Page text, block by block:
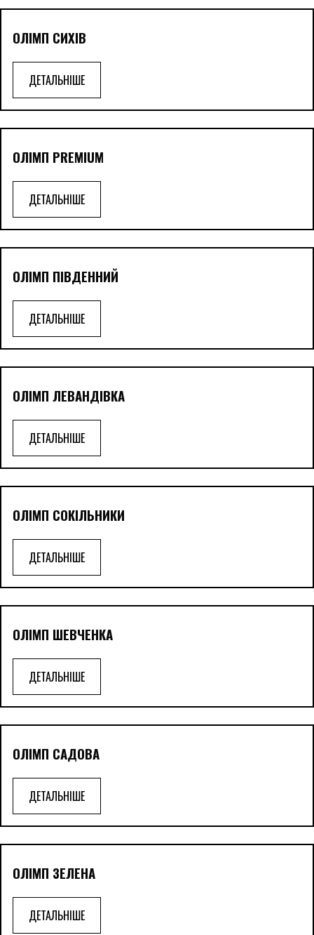
ОЛІМП СИХІВ
ДЕТАЛЬНІШЕ
ОЛІМП PREMIUM
ДЕТАЛЬНІШЕ
ОЛІМП ПІВДЕННИЙ
ДЕТАЛЬНІШЕ
ОЛІМП ЛЕВАНДІВКА
ДЕТАЛЬНІШЕ
ОЛІМП СОКІЛЬНИКИ
ДЕТАЛЬНІШЕ
ОЛІМП ШЕВЧЕНКА
ДЕТАЛЬНІШЕ
ОЛІМП САДОВА
ДЕТАЛЬНІШЕ
ОЛІМП ЗЕЛЕНА
ДЕТАЛЬНІШЕ